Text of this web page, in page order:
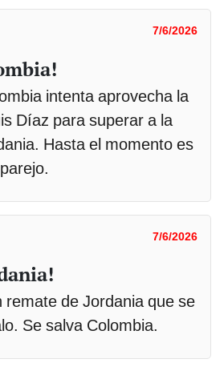
7/6/2026
intenta aprovecha la
Díaz para superar a la
Hasta el momento es
7/6/2026
remate de Jordania que se
Se salva Colombia.